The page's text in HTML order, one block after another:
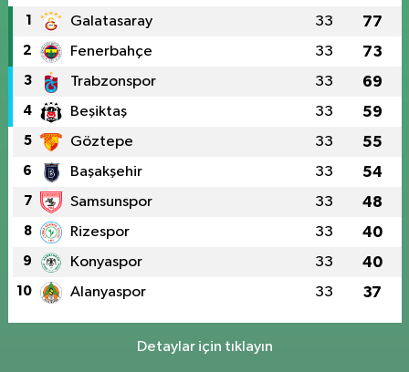
1 Galatasaray 33 77
2 Fenerbahçe 33 73
3 Trabzonspor 33 69
4 Beşiktaş 33 59
5 Göztepe 33 55
6 Başakşehir 33 54
7 Samsunspor 33 48
8 Rizespor 33 40
9 Konyaspor 33 40
10 Alanyaspor 33 37
Detaylar için tıklayın